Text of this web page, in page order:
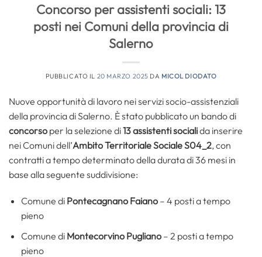
Concorso per assistenti sociali: 13
posti nei Comuni della provincia di
Salerno
PUBBLICATO IL 20 MARZO 2025 DA MICOL DIODATO
Nuove opportunità di lavoro nei servizi socio-assistenziali
della provincia di Salerno. È stato pubblicato un bando di
concorso per la selezione di13 assistenti socialida inserire
nei Comuni dell’Ambito Territoriale Sociale S04_2, con
contratti a tempo determinato della durata di 36 mesi in
base alla seguente suddivisione:
Comune di Pontecagnano Faiano– 4 posti a tempo
pieno
Comune di Montecorvino Pugliano– 2 posti a tempo
pieno